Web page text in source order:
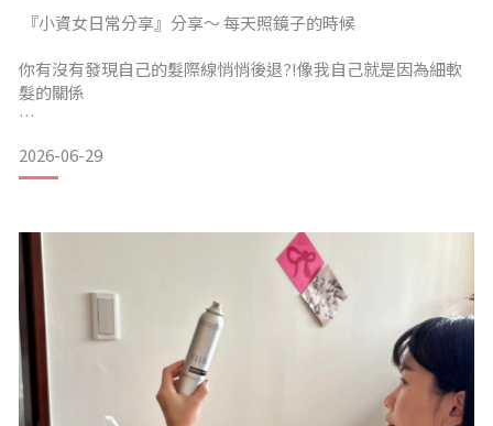
『小資女日常分享』分享～ 每天照鏡子的時候
你有沒有發現自己的髮際線悄悄後退?!像我自己就是因為細軟
髮的關係
就會造成頭頂分線的地方很明顯!!
會直接看到頭皮的顏色
有時候都覺得是禿掉的感覺 (讓我超無奈..甚至有時候因為工作
壓力大
加上生活作息不正常..
都會發現頭髮開始變得稀疏..
2026-06-29